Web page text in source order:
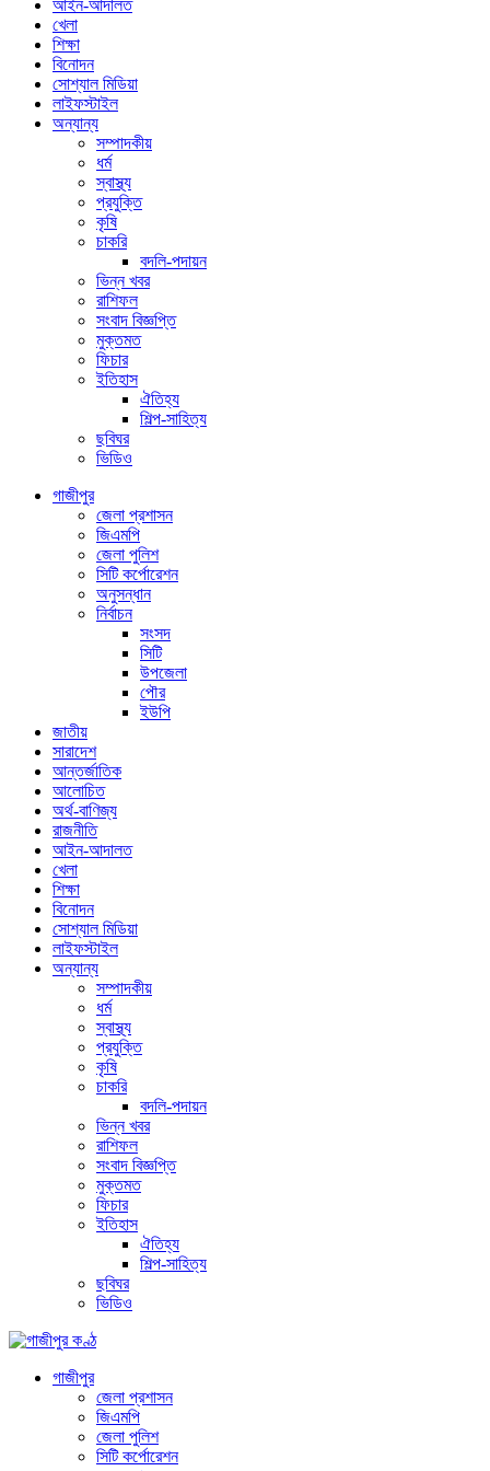
আইন-আদালত
খেলা
শিক্ষা
বিনোদন
সোশ্যাল মিডিয়া
লাইফস্টাইল
অন্যান্য
সম্পাদকীয়
ধর্ম
স্বাস্থ্য
প্রযুক্তি
কৃষি
চাকরি
বদলি-পদায়ন
ভিন্ন খবর
রাশিফল
সংবাদ বিজ্ঞপ্তি
মুক্তমত
ফিচার
ইতিহাস
ঐতিহ্য
শিল্প-সাহিত্য
ছবিঘর
ভিডিও
গাজীপুর
জেলা প্রশাসন
জিএমপি
জেলা পুলিশ
সিটি কর্পোরেশন
অনুসন্ধান
নির্বাচন
সংসদ
সিটি
উপজেলা
পৌর
ইউপি
জাতীয়
সারাদেশ
আন্তর্জাতিক
আলোচিত
অর্থ-বাণিজ্য
রাজনীতি
আইন-আদালত
খেলা
শিক্ষা
বিনোদন
সোশ্যাল মিডিয়া
লাইফস্টাইল
অন্যান্য
সম্পাদকীয়
ধর্ম
স্বাস্থ্য
প্রযুক্তি
কৃষি
চাকরি
বদলি-পদায়ন
ভিন্ন খবর
রাশিফল
সংবাদ বিজ্ঞপ্তি
মুক্তমত
ফিচার
ইতিহাস
ঐতিহ্য
শিল্প-সাহিত্য
ছবিঘর
ভিডিও
গাজীপুর
জেলা প্রশাসন
জিএমপি
জেলা পুলিশ
সিটি কর্পোরেশন